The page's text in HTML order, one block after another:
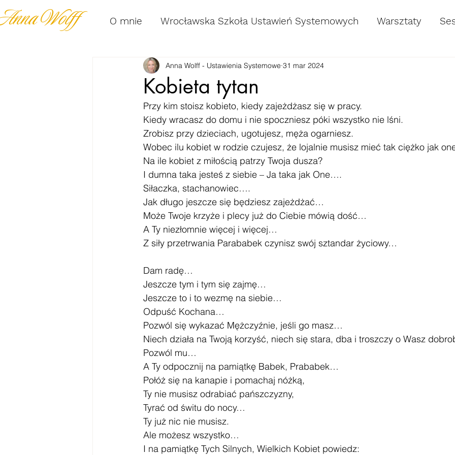
Wolff O mnie Wrocławska Szkoła Ustawień Systemowych Warsztaty
Kobieta tytan
Anna Wolff - Ustawienia Systemowe 31 mar 2024
Przy kim stoisz kobieto, kiedy zajeżdżasz się w pracy.
Kiedy wracasz do domu i nie spoczniesz póki wszystko nie lśni.
Zrobisz przy dzieciach, ugotujesz, męża ogarniesz.
Wobec ilu kobiet w rodzie czujesz, że lojalnie musisz mieć tak ciężko jak
Na ile kobiet z miłością patrzy Twoja dusza?
I dumna taka jesteś z siebie – Ja taka jak One….
Siłaczka, stachanowiec….
Jak długo jeszcze się będziesz zajeżdżać…
Może Twoje krzyże i plecy już do Ciebie mówią dość…
A Ty niezłomnie więcej i więcej…
Z siły przetrwania Parababek czynisz swój sztandar życiowy…
Dam radę…
Jeszcze tym i tym się zajmę…
Jeszcze to i to wezmę na siebie…
Odpuść Kochana…
Pozwól się wykazać Mężczyźnie, jeśli go masz…
Niech działa na Twoją korzyść, niech się stara, dba i troszczy o Wasz
Pozwól mu…
A Ty odpocznij na pamiątkę Babek, Prababek…
Połóż się na kanapie i pomachaj nóżką,
Ty nie musisz odrabiać pańszczyzny,
Tyrać od świtu do nocy…
Ty już nic nie musisz.
Ale możesz wszystko…
I na pamiątkę Tych Silnych, Wielkich Kobiet powiedz: